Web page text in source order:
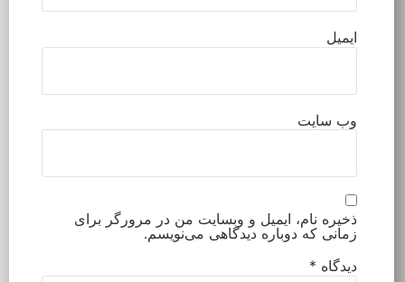
ایمیل و وبسایت من در مرورگر برای
دوباره دیدگاهی می‌نویسم.